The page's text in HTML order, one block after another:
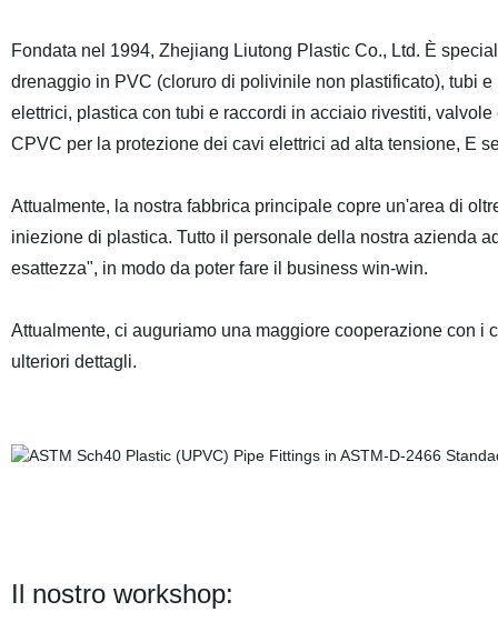
Fondata nel 1994, Zhejiang Liutong Plastic Co., Ltd. È
drenaggio in PVC (cloruro di polivinile non plastificato), tubi
elettrici, plastica con tubi e raccordi in acciaio rivestiti,
CPVC per la protezione dei cavi elettrici ad alta tensione, E
Attualmente, la nostra fabbrica principale copre un'area di
iniezione di plastica. Tutto il personale della nostra azienda
esattezza", in modo da poter fare il business win-win.
Attualmente, ci auguriamo una maggiore cooperazione con
ulteriori dettagli.
Il nostro workshop: